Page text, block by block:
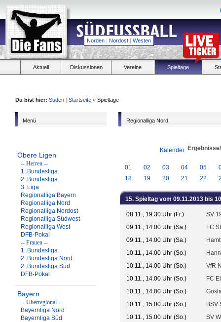
Norden | Nordost | Westen
Aktuell Diskussionen Vereine Spieltage
Du bist hier: Süden | Startseite » Spieltage
Menü
Obere Ligen
-- Herren --
1. Bundesliga
2. Bundesliga
3. Liga
Regionalliga Bayern
Regionalliga Nord
Regionalliga Nordost
Regionalliga Südwest
Regionalliga West
DFB-Pokal
-- Frauen --
1. Bundesliga
2. Bundesliga Nord
2. Bundesliga Süd
DFB-Pokal
Bayern
-- Überregional --
Bayernliga Nord
Bayernliga Süd
Regionalliga Nord
Kalender
01 02 03 04 05
18
19 20 21 22
15. Spieltag vom 09.11.2013 bis
08.11., 19.30 Uhr (Fr.)
SV
09.11., 14.00 Uhr (Sa.)
FC
09.11., 14.00 Uhr (Sa.)
10.11., 14.00 Uhr (So.)
10.11., 14.00 Uhr (So.)
VfR
10.11., 14.00 Uhr (So.)
FC
10.11., 14.00 Uhr (So.)
10.11., 15.00 Uhr (So.)
BSV
10.11., 15.00 Uhr (So.)
SV